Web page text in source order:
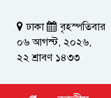
ঢাকা
বৃহস্পতিবার
০৬ আগস্ট, ২০২৬,
২২ শ্রাবণ ১৪৩৩